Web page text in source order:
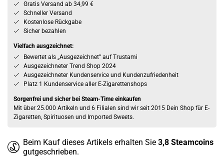
Gratis Versand ab 34,99 €
Schneller Versand
Kostenlose Rückgabe
Sicher bezahlen
Vielfach ausgzeichnet:
Bewertet als „Ausgezeichnet” auf Trustami
Ausgezeichneter Trend Shop 2024
Ausgezeichneter Kundenservice und Kundenzufriedenheit
Platz 1 Kundenservice aller E-Zigarettenshops
Sorgenfrei und sicher bei Steam-Time einkaufen
Mit über 25.000 Artikeln und 6 Filialen sind wir seit 2015 Dein Shop für E-
Zigaretten, Spirituosen und Imported Sweets.
Beim Kauf dieses Artikels erhalten Sie 3,8 Steamcoins
gutgeschrieben.